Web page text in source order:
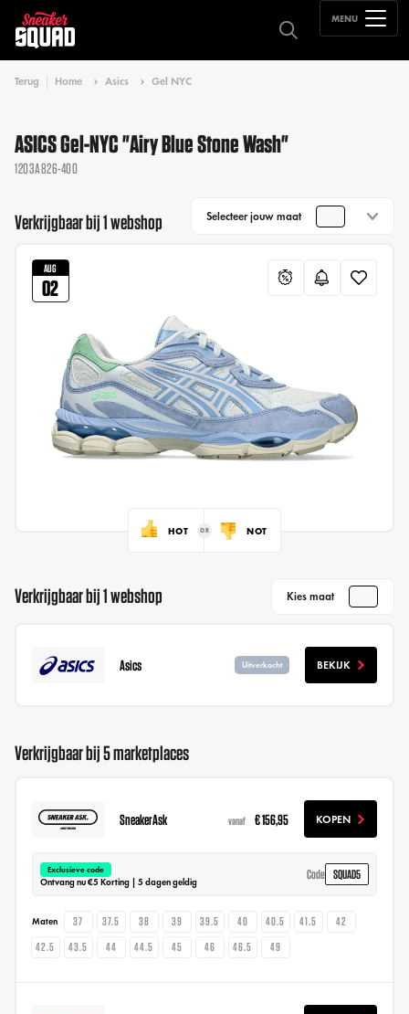
MENU
Terug Home Asics Gel NYC
ASICS Gel-NYC "Airy Blue Stone Wash"
1203A826-400
Verkrijgbaar bij 1 webshop Selecteer jouw maat
AUG
02
HOT NOT
Verkrijgbaar bij 1 webshop Kies maat
Asics Uitverkocht BEKIJK
Verkrijgbaar bij 5 marketplaces
SneakerAsk vanaf € 156,95 KOPEN
Exclusieve code
Ontvang nu €5 Korting | 5 dagen geldig
Code SQUAD5
Maten 37 37.5 38 39 39.5 40 40.5 41.5
42
42.5
43.5 44 44.5 45 46 46.5 49